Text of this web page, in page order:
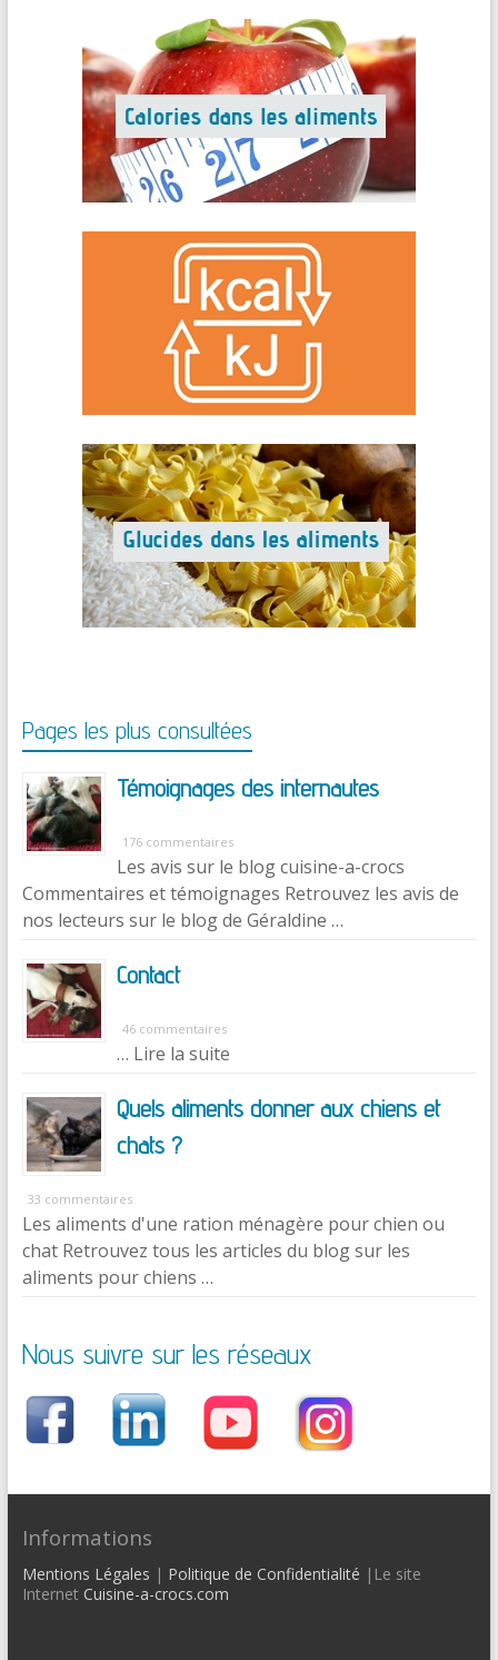
Pages les plus consultées
Témoignages des internautes
176 commentaires
Les avis sur le blog cuisine-a-crocs
Commentaires et témoignages Retrouvez les avis de
nos lecteurs sur le blog de Géraldine …
Contact
46 commentaires
… Lire la suite
Quels aliments donner aux chiens et
chats ?
33 commentaires
Les aliments d'une ration ménagère pour chien ou
chat Retrouvez tous les articles du blog sur les
aliments pour chiens …
Nous suivre sur les réseaux
Informations
Mentions Légales | Politique de Confidentialité |Le site
Internet Cuisine-a-crocs.com